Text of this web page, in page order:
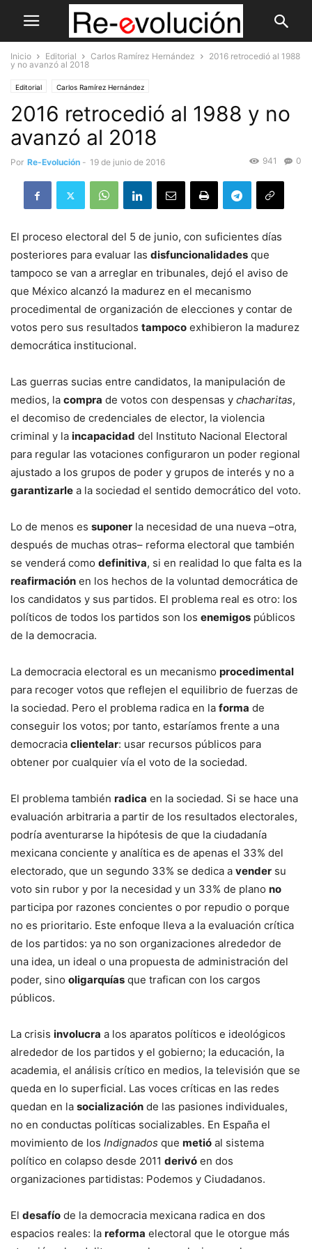
Inicio Editorial Carlos Ramírez Hernández
2016 retrocedió al 1988
y no avanzó al 2018
Editorial Carlos Ramírez Hernández
2016 retrocedió al 1988 y no
avanzó al 2018
Por Re-Evolución - 19 de junio de 2016 0
941
El proceso electoral del 5 de junio, con suficientes días
posteriores para evaluar las disfuncionalidades que
tampoco se van a arreglar en tribunales, dejó el aviso de
que México alcanzó la madurez en el mecanismo
procedimental de organización de elecciones y contar de
votos pero sus resultados tampoco exhibieron la madurez
democrática institucional.
Las guerras sucias entre candidatos, la manipulación de
medios, la compra de votos con despensas y chacharitas,
el decomiso de credenciales de elector, la violencia
criminal y la incapacidad del Instituto Nacional Electoral
para regular las votaciones configuraron un poder regional
ajustado a los grupos de poder y grupos de interés y no a
garantizarle a la sociedad el sentido democrático del voto.
Lo de menos es suponer la necesidad de una nueva –otra,
después de muchas otras– reforma electoral que también
se venderá como definitiva, si en realidad lo que falta es la
reafirmación en los hechos de la voluntad democrática de
los candidatos y sus partidos. El problema real es otro: los
políticos de todos los partidos son los enemigos públicos
de la democracia.
La democracia electoral es un mecanismo procedimental
para recoger votos que reflejen el equilibrio de fuerzas de
la sociedad. Pero el problema radica en la forma de
conseguir los votos; por tanto, estaríamos frente a una
democracia clientelar: usar recursos públicos para
obtener por cualquier vía el voto de la sociedad.
El problema también radica en la sociedad. Si se hace una
evaluación arbitraria a partir de los resultados electorales,
podría aventurarse la hipótesis de que la ciudadanía
mexicana conciente y analítica es de apenas el 33% del
electorado, que un segundo 33% se dedica a vender su
voto sin rubor y por la necesidad y un 33% de plano no
participa por razones concientes o por repudio o porque
no es prioritario. Este enfoque lleva a la evaluación crítica
de los partidos: ya no son organizaciones alrededor de
una idea, un ideal o una propuesta de administración del
poder, sino oligarquías que trafican con los cargos
públicos.
La crisis involucra a los aparatos políticos e ideológicos
alrededor de los partidos y el gobierno; la educación, la
academia, el análisis crítico en medios, la televisión que se
queda en lo superficial. Las voces críticas en las redes
quedan en la socialización de las pasiones individuales,
no en conductas políticas socializables. En España el
movimiento de los Indignados que metió al sistema
político en colapso desde 2011 derivó en dos
organizaciones partidistas: Podemos y Ciudadanos.
El desafío de la democracia mexicana radica en dos
espacios reales: la reforma electoral que le otorgue más